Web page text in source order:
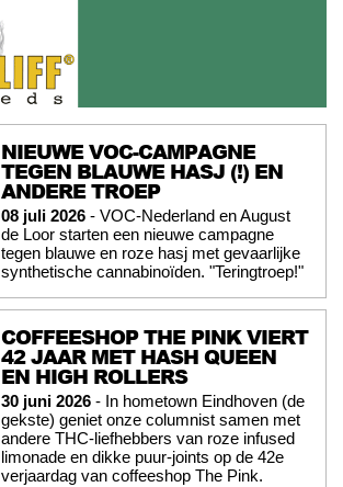
NIEUWE VOC-CAMPAGNE
TEGEN BLAUWE HASJ (!) EN
ANDERE TROEP
08 juli 2026 - VOC-Nederland en August
de Loor starten een nieuwe campagne
tegen blauwe en roze hasj met gevaarlijke
synthetische cannabinoïden. "Teringtroep!"
COFFEESHOP THE PINK VIERT
42 JAAR MET HASH QUEEN
EN HIGH ROLLERS
30 juni 2026 - In hometown Eindhoven (de
gekste) geniet onze columnist samen met
andere THC-liefhebbers van roze infused
limonade en dikke puur-joints op de 42e
verjaardag van coffeeshop The Pink.